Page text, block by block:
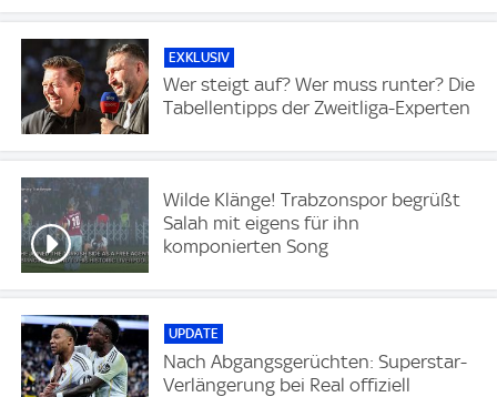
EXKLUSIV
Wer steigt auf? Wer muss runter? Die
Tabellentipps der Zweitliga-Experten
Wilde Klänge! Trabzonspor begrüßt
Salah mit eigens für ihn
komponierten Song
UPDATE
Nach Abgangsgerüchten: Superstar-
Verlängerung bei Real offiziell